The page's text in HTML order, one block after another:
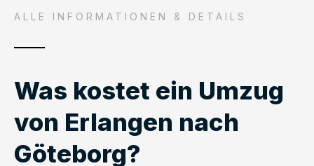
ALLE INFORMATIONEN & DETAILS
Was kostet ein Umzug
von Erlangen nach
Göteborg?